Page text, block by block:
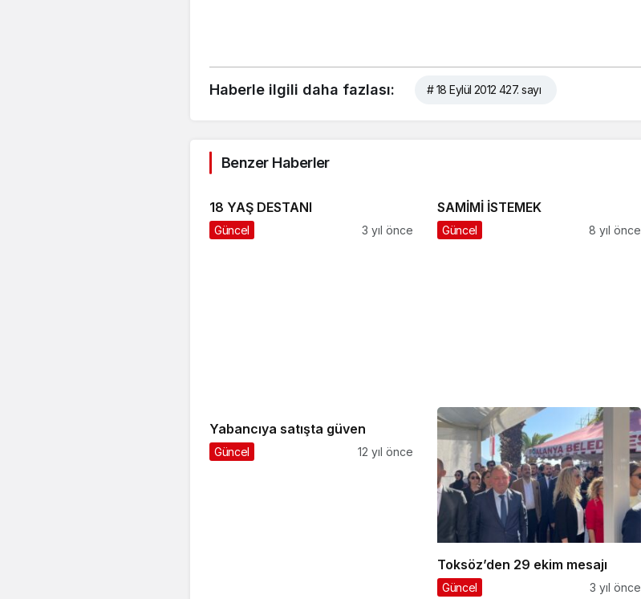
Haberle ilgili daha fazlası: # 18 Eylül 2012 427. sayı
Benzer Haberler
18 YAŞ DESTANI
Güncel 3 yıl önce
SAMİMİ İSTEMEK
Güncel 8 yıl önce
Yabancıya satışta güven
Güncel 12 yıl önce
Toksöz’den 29 ekim mesajı
Güncel 3 yıl önce